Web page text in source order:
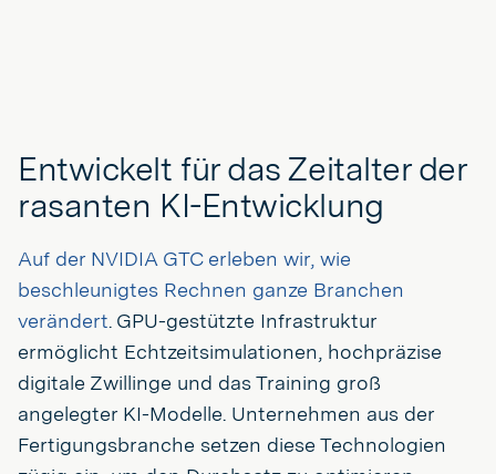
Entwickelt für das Zeitalter der
rasanten KI-Entwicklung
Auf der NVIDIA GTC erleben wir, wie
beschleunigtes Rechnen ganze Branchen
verändert. GPU-gestützte Infrastruktur
ermöglicht Echtzeitsimulationen, hochpräzise
digitale Zwillinge und das Training groß
angelegter KI-Modelle. Unternehmen aus der
Fertigungsbranche setzen diese Technologien